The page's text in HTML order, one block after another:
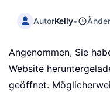
AutorKelly•
Angenommen, Sie
Website
geöffnet.